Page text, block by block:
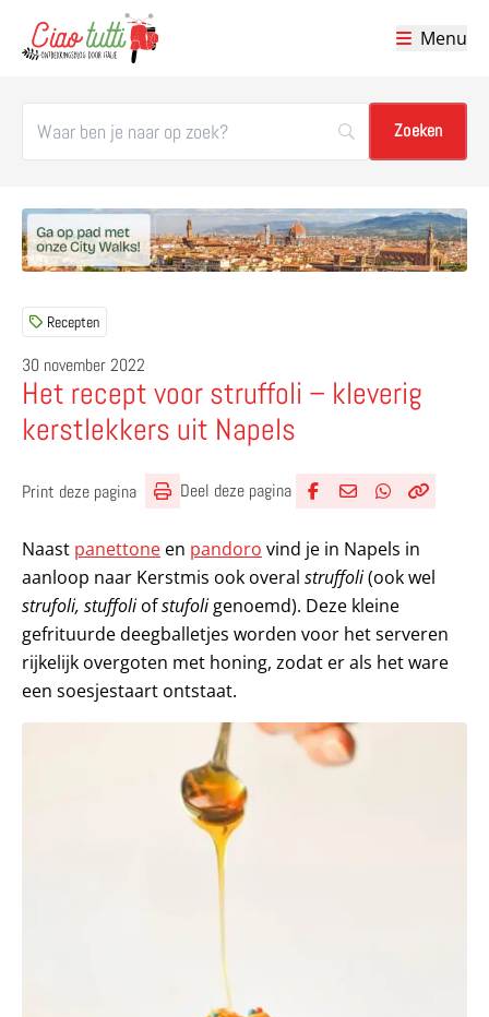
Menu
Recepten
30 november 2022
Het recept voor struffoli – kleverig
kerstlekkers uit Napels
Print deze pagina Deel deze pagina
Naast panettone en pandoro vind je in Napels in
aanloop naar Kerstmis ook overal struffoli(ook wel
strufoli, stuffoliofstufoligenoemd). Deze kleine
gefrituurde deegballetjes worden voor het serveren
rijkelijk overgoten met honing, zodat er als het ware
een soesjestaart ontstaat.